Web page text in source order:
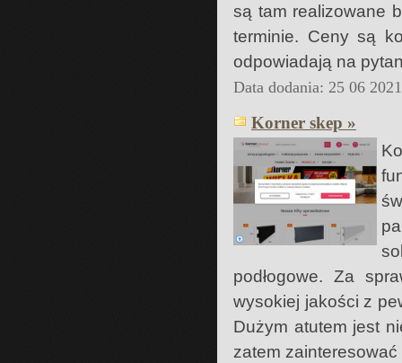
są tam realizowane
terminie. Ceny są
odpowiadają na
Data dodania: 25 06
Korner skep »
podłogowe. Za
wysokiej jakości z
Dużym atutem jest
zatem